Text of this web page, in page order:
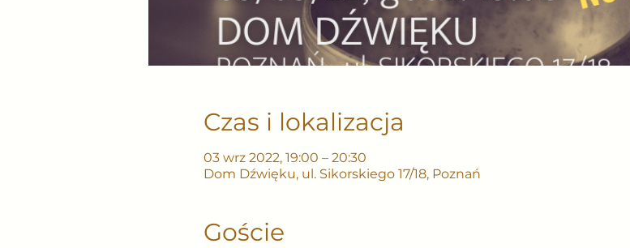
Czas i lokalizacja
03 wrz 2022, 19:00 – 20:30
Dom Dźwięku, ul. Sikorskiego 17/18, Poznań
Goście